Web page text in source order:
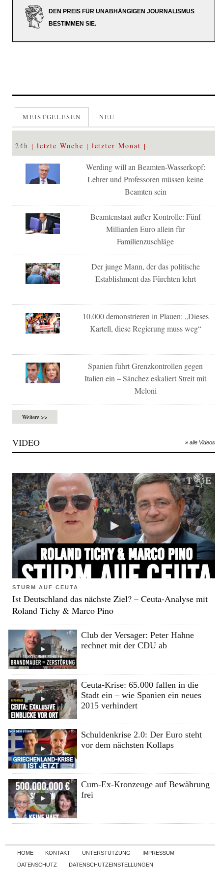
DEN PREIS FÜR UNABHÄNGIGEN JOURNALISMUS
BESTIMMEN SIE.
MEISTGELESEN NEU
24h letzte Woche letzter Monat
Werding will an Beamten-Wasserkopf:
Lehrer und Professoren müssen keine
Beamten sein
Beamtenstaat außer Kontrolle: Fünf
Milliarden Euro allein für
Familienzuschläge
Der junge Mann, der das politische
Establishment das Fürchten lehrt
10.000 demonstrieren in Plauen: „Dieses
Kartell, diese Regierung muss weg“
Spanien führt Grenzkontrollen gegen
Italien ein – Sánchez eskaliert Streit mit
Meloni
Weitere >>
VIDEO » alle Videos
STURM AUF CEUTA
Ist Deutschland das nächste Ziel? – Ceuta-Analyse mit
Roland Tichy & Marco Pino
Club der Versager: Peter Hahne
rechnet mit der CDU ab
Ceuta-Krise: 65.000 fallen in die
Stadt ein – wie Spanien ein neues
2015 verhindert
Schuldenkrise 2.0: Der Euro steht
vor dem nächsten Kollaps
Cum-Ex-Kronzeuge auf Bewährung
frei
Skip to content
HOME KONTAKT UNTERSTÜTZUNG
IMPRESSUM
DATENSCHUTZ
DATENSCHUTZEINSTELLUNGEN